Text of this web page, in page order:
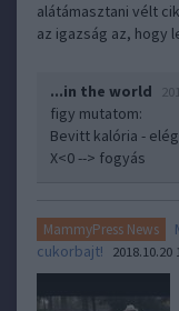
alátámasztani vélt
az igazság az, hogy
...in the world
figy mutatom:
Bevitt kalória -
X<0 --> fogyás
MammyPress News
cukorbajt!
2018.10.20